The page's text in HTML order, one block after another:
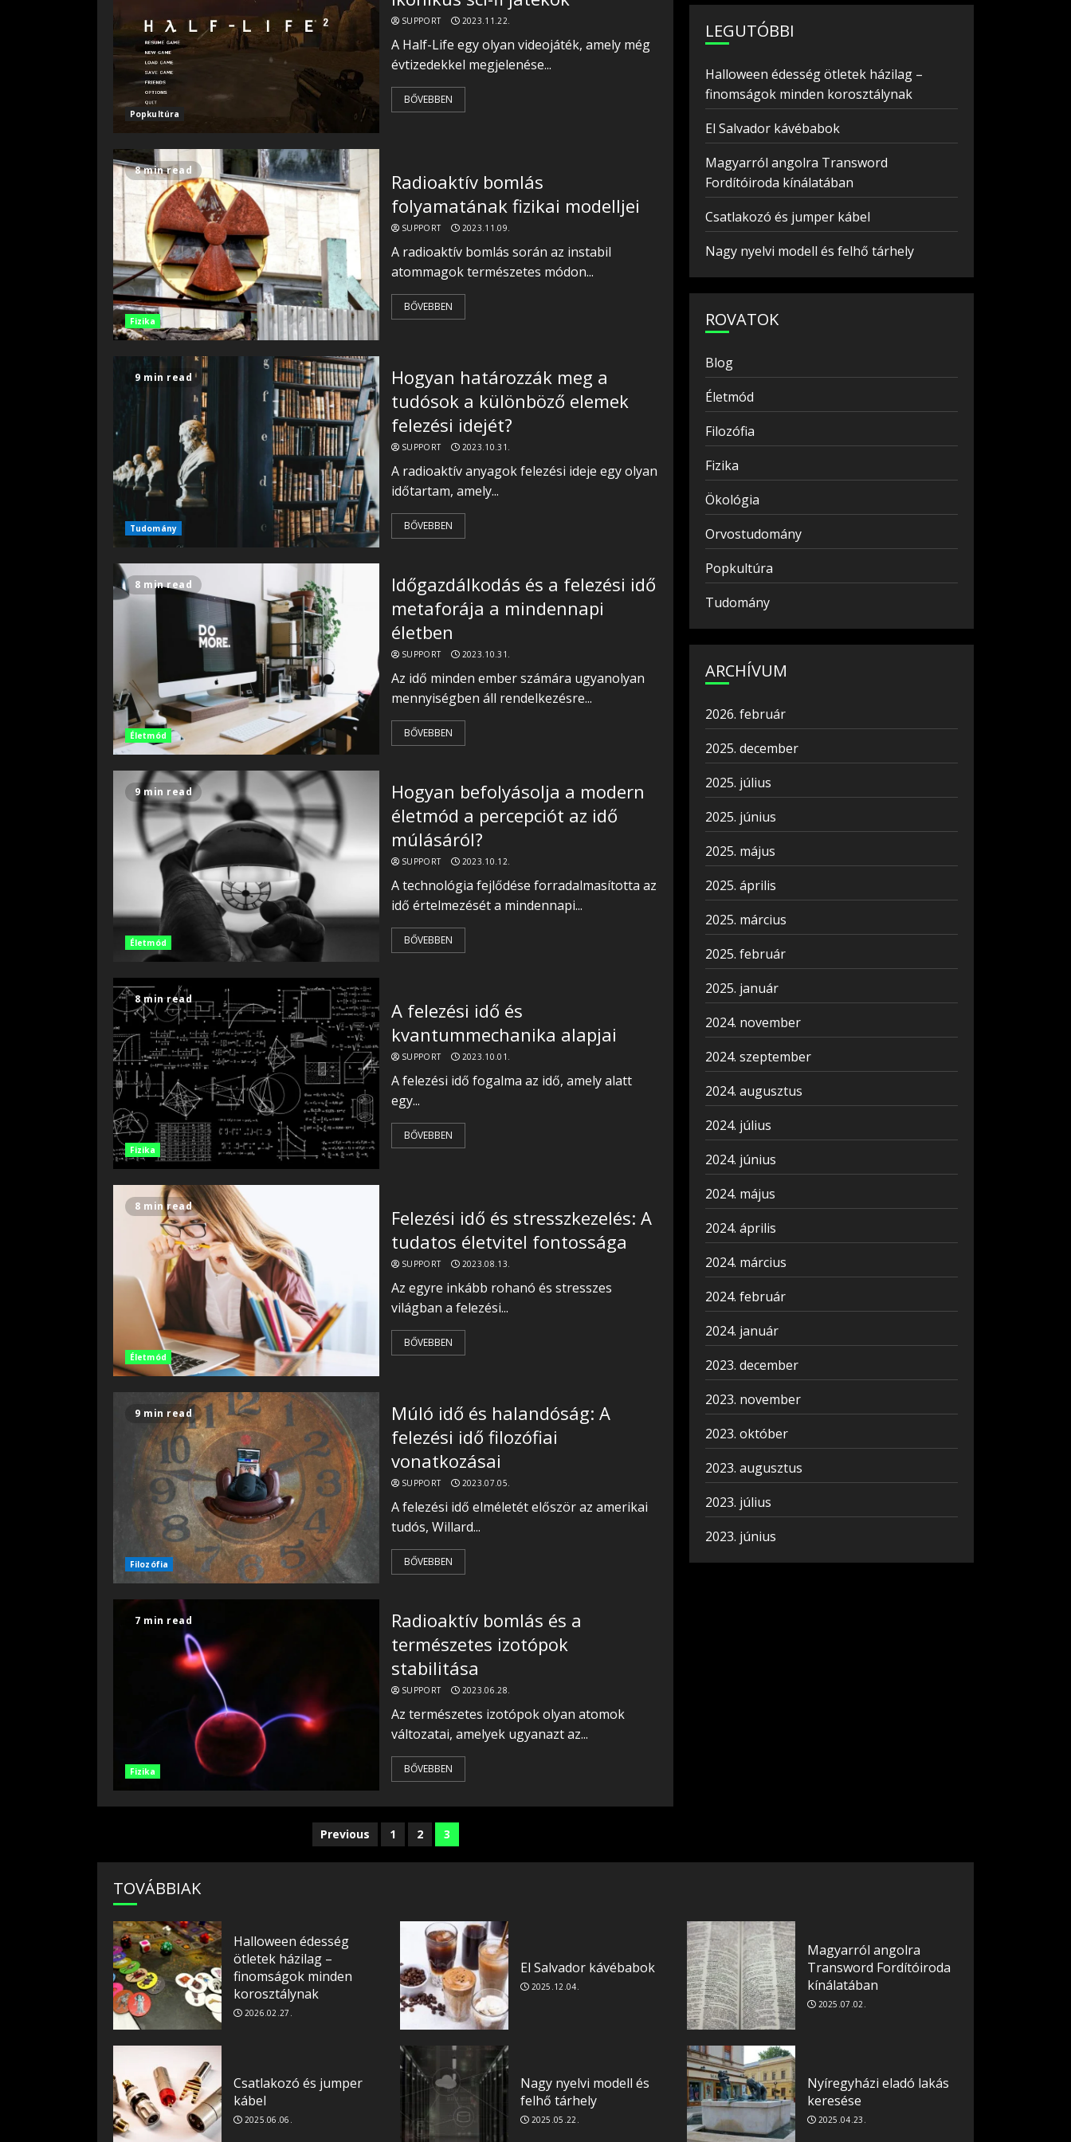
Popkultúra
SUPPORT 2023.11.22.
A Half-Life egy olyan videojáték, amely még
évtizedekkel megjelenése...
BŐVEBBEN
8 min read
Fizika
Radioaktív bomlás
folyamatának fizikai modelljei
SUPPORT 2023.11.09.
A radioaktív bomlás során az instabil
atommagok természetes módon...
BŐVEBBEN
9 min read
Tudomány
Hogyan határozzák meg a
tudósok a különböző elemek
felezési idejét?
SUPPORT 2023.10.31.
A radioaktív anyagok felezési ideje egy olyan
időtartam, amely...
BŐVEBBEN
8 min read
Életmód
Időgazdálkodás és a felezési idő
metaforája a mindennapi
életben
SUPPORT 2023.10.31.
Az idő minden ember számára ugyanolyan
mennyiségben áll rendelkezésre...
BŐVEBBEN
9 min read
Életmód
Hogyan befolyásolja a modern
életmód a percepciót az idő
múlásáról?
SUPPORT 2023.10.12.
A technológia fejlődése forradalmasította az
idő értelmezését a mindennapi...
BŐVEBBEN
8 min read
Fizika
A felezési idő és
kvantummechanika alapjai
SUPPORT 2023.10.01.
A felezési idő fogalma az idő, amely alatt
egy...
BŐVEBBEN
8 min read
Életmód
Felezési idő és stresszkezelés: A
tudatos életvitel fontossága
SUPPORT 2023.08.13.
Az egyre inkább rohanó és stresszes
világban a felezési...
BŐVEBBEN
9 min read
Filozófia
Múló idő és halandóság: A
felezési idő filozófiai
vonatkozásai
SUPPORT 2023.07.05.
A felezési idő elméletét először az amerikai
tudós, Willard...
BŐVEBBEN
7 min read
Fizika
Radioaktív bomlás és a
természetes izotópok
stabilitása
SUPPORT 2023.06.28.
Az természetes izotópok olyan atomok
változatai, amelyek ugyanazt az...
BŐVEBBEN
Bejegyzés
navigáció
Previous 1 2 3
LEGUTÓBBI
Halloween édesség ötletek házilag –
finomságok minden korosztálynak
El Salvador kávébabok
Magyarról angolra Transword
Fordítóiroda kínálatában
Csatlakozó és jumper kábel
Nagy nyelvi modell és felhő tárhely
ROVATOK
Blog
Életmód
Filozófia
Fizika
Ökológia
Orvostudomány
Popkultúra
Tudomány
ARCHÍVUM
2026. február
2025. december
2025. július
2025. június
2025. május
2025. április
2025. március
2025. február
2025. január
2024. november
2024. szeptember
2024. augusztus
2024. július
2024. június
2024. május
2024. április
2024. március
2024. február
2024. január
2023. december
2023. november
2023. október
2023. augusztus
2023. július
2023. június
TOVÁBBIAK
Halloween édesség
ötletek házilag –
finomságok minden
korosztálynak
2026.02.27.
El Salvador kávébabok
2025.12.04.
Magyarról angolra
Transword Fordítóiroda
kínálatában
2025.07.02.
Csatlakozó és jumper
kábel
2025.06.06.
Nagy nyelvi modell és
felhő tárhely
2025.05.22.
Nyíregyházi eladó lakás
keresése
2025.04.23.